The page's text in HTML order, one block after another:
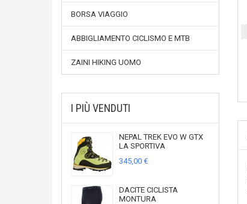
BORSA VIAGGIO
ABBIGLIAMENTO CICLISMO E MTB
ZAINI HIKING UOMO
I PIÙ VENDUTI
NEPAL TREK EVO W GTX
LA SPORTIVA
345,00 €
DACITE CICLISTA
MONTURA